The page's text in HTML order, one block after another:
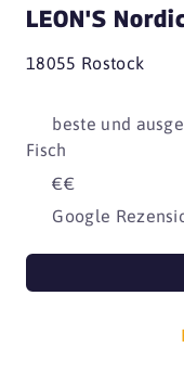
LEON'S
18055 Rostock
beste und
Fisch
€€
Google